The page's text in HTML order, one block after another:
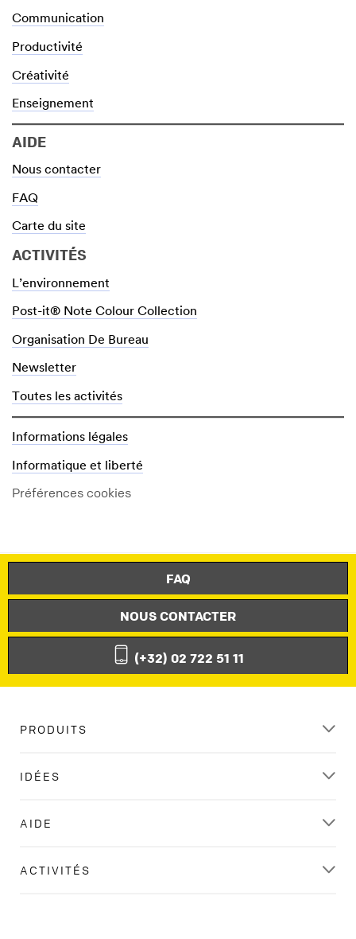
Communication
Productivité
Créativité
Enseignement
AIDE
Nous contacter
FAQ
Carte du site
ACTIVITÉS
L’environnement
Post-it® Note Colour Collection
Organisation De Bureau
Newsletter
Toutes les activités
Informations légales
Informatique et liberté
Préférences cookies
FAQ
NOUS CONTACTER
(+32) 02 722 51 11
PRODUITS
IDÉES
AIDE
ACTIVITÉS